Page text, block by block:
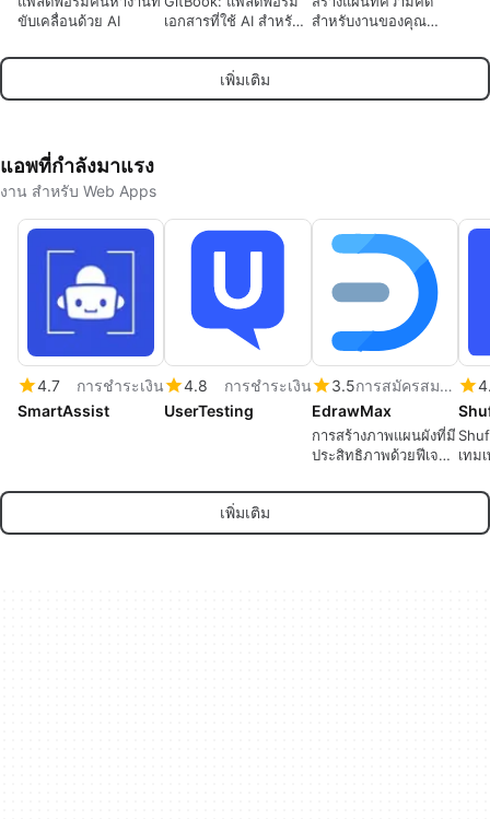
ขับเคลื่อนด้วย AI
เอกสารที่ใช้ AI สำหรับ
ผลิตภัณฑ์
สำหรับงานของคุณ
ภาพโดยใช้รายการที่
เพิ่มเติม
แอพที่กำลังมาแรง
งาน สำหรับ Web Apps
4.7
การชำระเงิน
SmartAssist
4.8
การชำระเงิน
UserTesting
3.5
การสมัครสมาชิก
EdrawMax
การสร้างภาพแผนผังที่มี
ประสิทธิภาพด้วยฟีเจอร์ เทม
เพิ่มเติม